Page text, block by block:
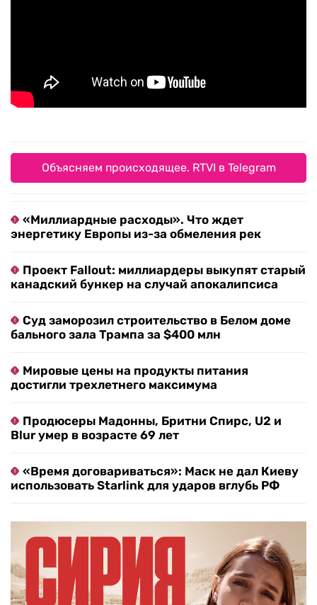
Объясняем происходящее. RTVI в Telegram
«Миллиардные расходы». Что ждет
энергетику Европы из-за обмеления рек
Проект Fallout: миллиардеры выкупят старый
канадский бункер на случай апокалипсиса
Суд заморозил строительство в Белом доме
бального зала Трампа за $400 млн
Мировые цены на продукты питания
достигли трехлетнего максимума
Продюсеры Мадонны, Бритни Спирс, U2 и
Blur умер в возрасте 69 лет
«Время договариваться»: Маск не дал Киеву
использовать Starlink для ударов вглубь РФ